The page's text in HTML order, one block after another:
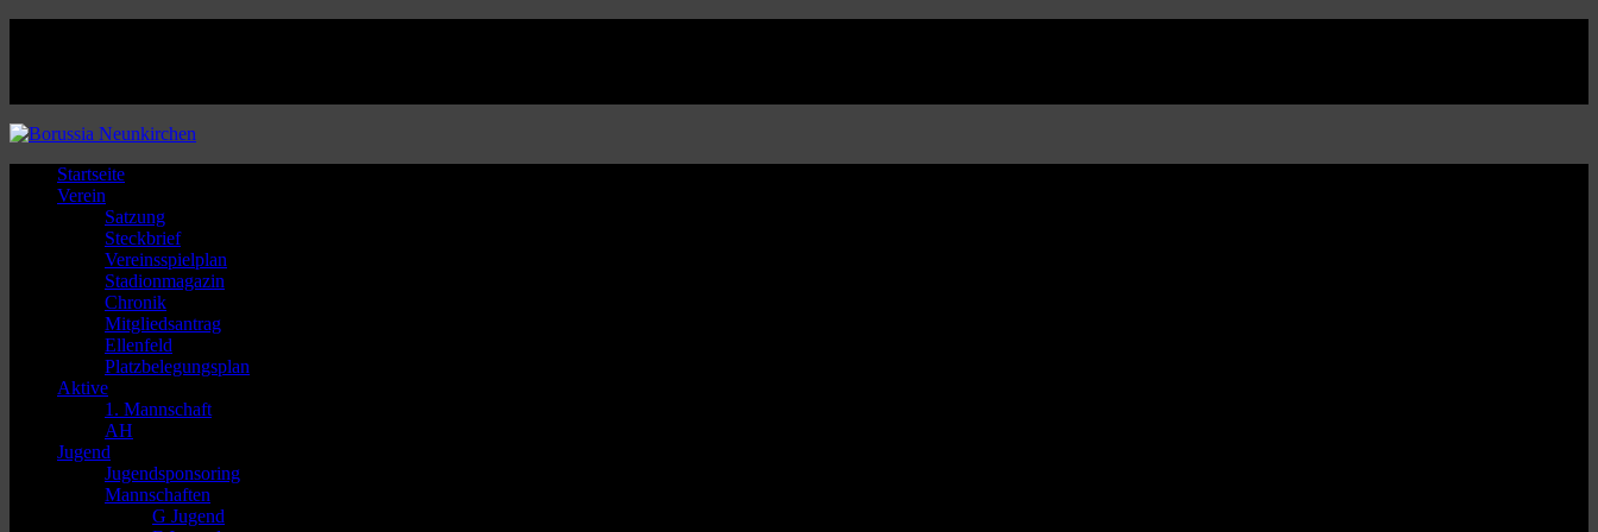
Startseite
Verein
Satzung
Steckbrief
Vereinsspielplan
Stadionmagazin
Chronik
Mitgliedsantrag
Ellenfeld
Platzbelegungsplan
Aktive
1. Mannschaft
AH
Jugend
Jugendsponsoring
Mannschaften
G Jugend